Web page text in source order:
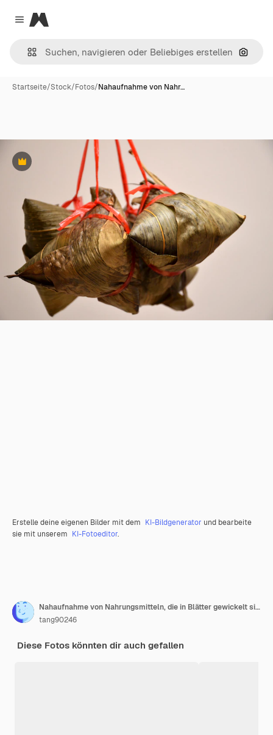
Close menu
Magnific
Nach
Startseite/Stock/Fotos/Nahaufnahme von Nahr…
Premium
Erstelle deine eigenen Bilder mit dem KI-Bildgenerator und bearbeite
sie mit unserem KI-Fotoeditor.
Nahaufnahme von Nahrungsmitteln, die in Blätter gewickelt sind und auf weißem Hintergrund hängen
tang90246
Diese Fotos könnten dir auch gefallen